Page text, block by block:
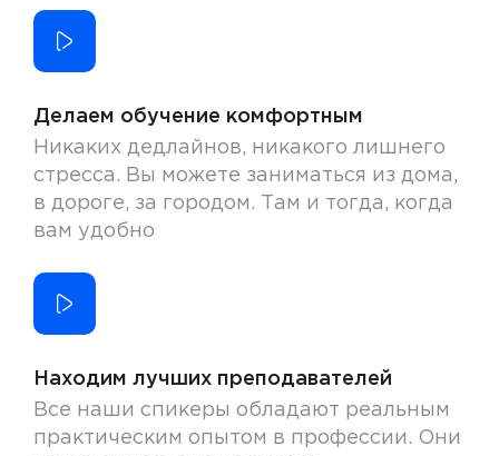
Делаем обучение комфортным
Никаких дедлайнов, никакого лишнего
стресса. Вы можете заниматься из дома,
в дороге, за городом. Там и тогда, когда
вам удобно
Находим лучших преподавателей
Все наши спикеры обладают реальным
практическим опытом в профессии. Они